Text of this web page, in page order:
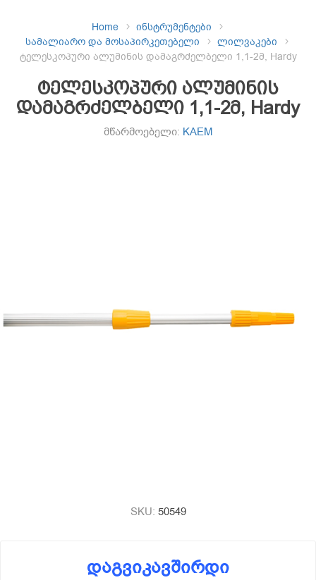
Home
ინსტრუმენტები
სამალიარო და მოსაპირკეთებელი
ლილვაკები
ტელესკოპური ალუმინის დამაგრძელბელი 1,1-2მ, Hardy
ტელესკოპური ალუმინის
დამაგრძელბელი 1,1-2მ, Hardy
მწარმოებელი: KAEM
SKU: 50549
დაგვიკავშირდი